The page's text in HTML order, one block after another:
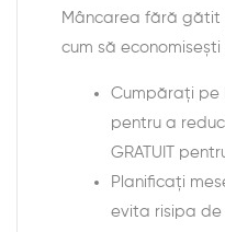
Mâncarea fără gătit
cum să economisești
Cumpărați pe
pentru a
GRATUIT
Planificați
evita risipa de